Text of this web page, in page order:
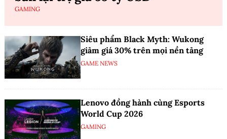
GAMING
Siêu phẩm Black Myth: Wukong
giảm giá 30% trên mọi nền tảng
GAME NEWS
Lenovo đồng hành cùng Esports
World Cup 2026
GAMING